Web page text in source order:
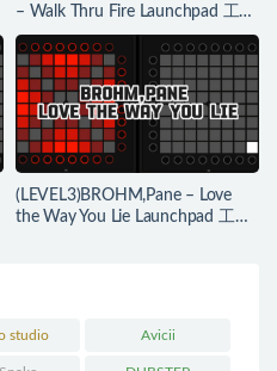
– Walk Thru Fire Launchpad 工程
下载
(LEVEL3)BROHM,Pane – Love
the Way You Lie Launchpad 工程
studio Avicii